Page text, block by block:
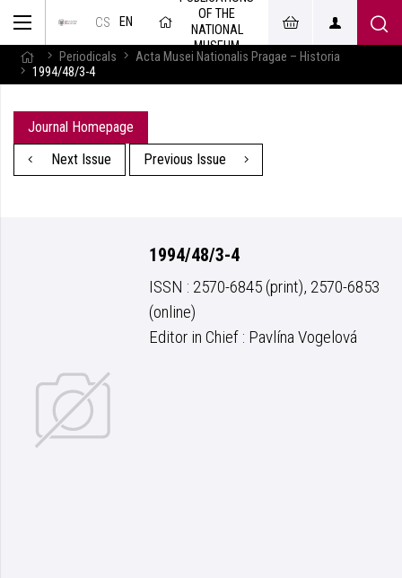
CS EN
OF THE
NATIONAL
MUSEUM
Periodicals
Acta Musei Nationalis Pragae – Historia
1994/48/3-4
Journal Homepage
Next Issue
Previous Issue
1994/48/3-4
ISSN : 2570-6845 (print), 2570-6853
(online)
Editor in Chief : Pavlína Vogelová